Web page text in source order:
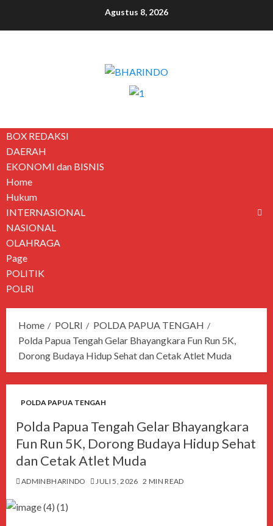
Agustus 8, 2026
BOX REDAKSI
DAERAH
EKONOMI dan BISNIS
Home
Hukum
INTERNASIONAL
NASIONAL
OLAHRAGA
Page
POLITIK
POLRI
Home POLRI
POLDA PAPUA TENGAH
Polda Papua Tengah Gelar Bhayangkara Fun Run 5K,
Dorong Budaya Hidup Sehat dan Cetak Atlet Muda
POLDA PAPUA TENGAH
Polda Papua Tengah Gelar Bhayangkara
Fun Run 5K, Dorong Budaya Hidup Sehat
dan Cetak Atlet Muda
ADMINBHARINDO JULI 5, 2026 2 MIN READ